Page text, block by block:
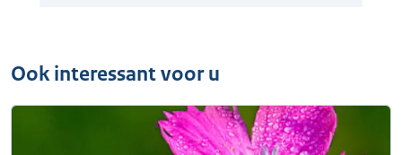
Ook interessant voor u